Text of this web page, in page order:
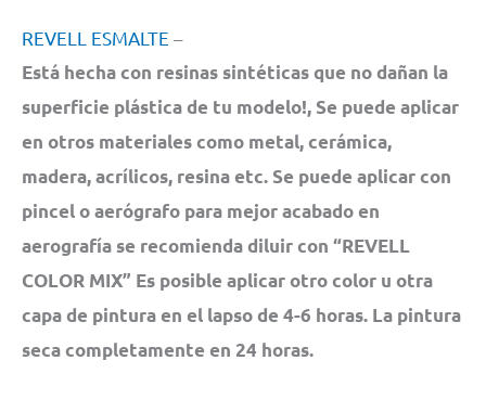
REVELL ESMALTE –
Está hecha con resinas sintéticas que no dañan la
superficie plástica de tu modelo!, Se puede aplicar
en otros materiales como metal, cerámica,
madera, acrílicos, resina etc. Se puede aplicar con
pincel o aerógrafo para mejor acabado en
aerografía se recomienda diluir con “REVELL
COLOR MIX” Es posible aplicar otro color u otra
capa de pintura en el lapso de 4-6 horas. La pintura
seca completamente en 24 horas.